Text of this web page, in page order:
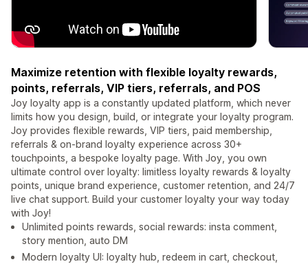
Maximize retention with flexible loyalty rewards,
points, referrals, VIP tiers, referrals, and POS
Joy loyalty app is a constantly updated platform, which never
limits how you design, build, or integrate your loyalty program.
Joy provides flexible rewards, VIP tiers, paid membership,
referrals & on-brand loyalty experience across 30+
touchpoints, a bespoke loyalty page. With Joy, you own
ultimate control over loyalty: limitless loyalty rewards & loyalty
points, unique brand experience, customer retention, and 24/7
live chat support. Build your customer loyalty your way today
with Joy!
Unlimited points rewards, social rewards: insta comment,
story mention, auto DM
Modern loyalty UI: loyalty hub, redeem in cart, checkout,